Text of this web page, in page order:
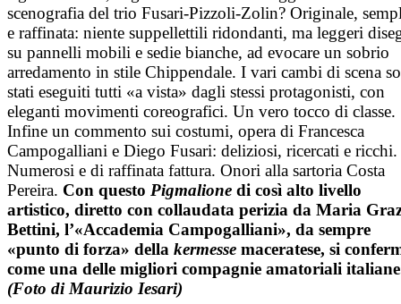
scenografia del trio Fusari-Pizzoli-Zolin? Originale,
e raffinata: niente suppellettili ridondanti, ma leggeri
su pannelli mobili e sedie bianche, ad evocare un sobrio
arredamento in stile Chippendale. I vari cambi di scena
stati eseguiti tutti «a vista» dagli stessi protagonisti, con
eleganti movimenti coreografici. Un vero tocco di classe.
Infine un commento sui costumi, opera di Francesca
Campogalliani e Diego Fusari: deliziosi, ricercati e ricchi.
Numerosi e di raffinata fattura. Onori alla sartoria Costa
Pereira. Con questo Pigmalione di così alto livello
artistico, diretto con collaudata perizia da Maria
Bettini, l’«Accademia Campogalliani», da sempre
«punto di forza» della kermesse maceratese, si
come una delle migliori compagnie amatoriali
(Foto di Maurizio Iesari)